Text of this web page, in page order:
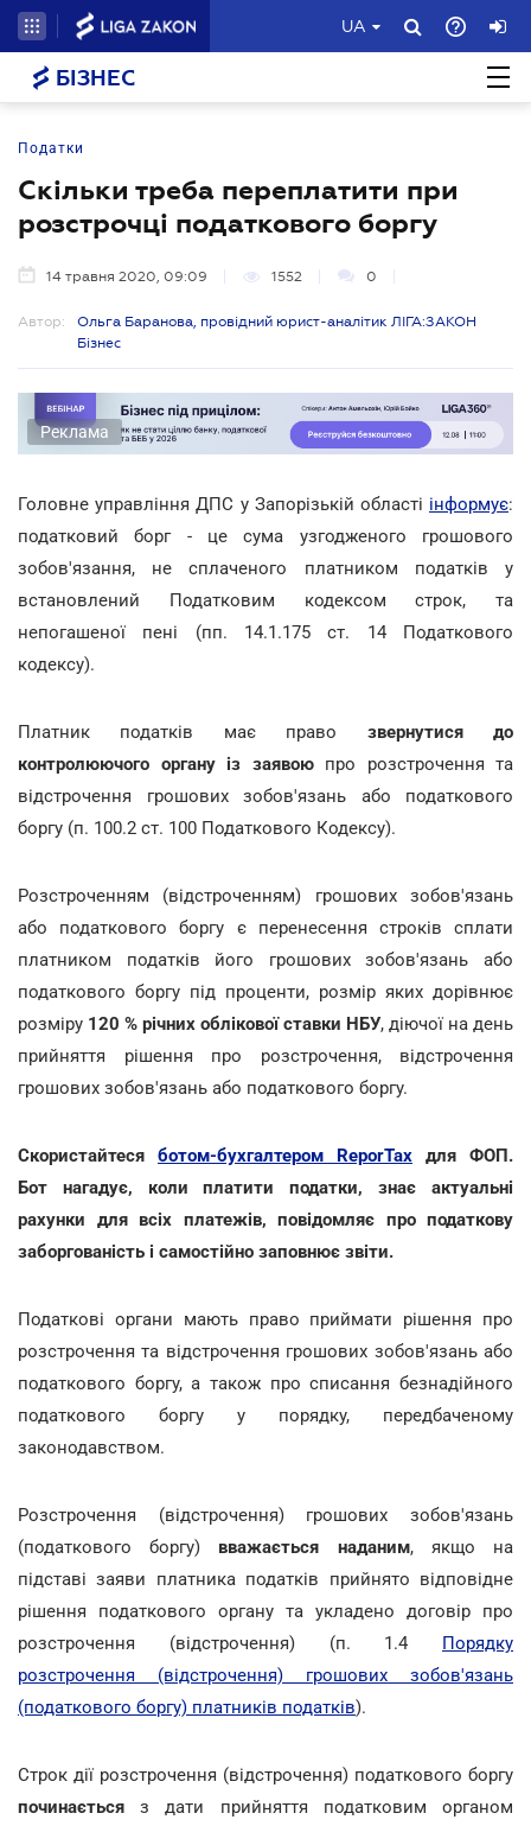
UA
БІЗНЕС
Податки
Скільки треба переплатити при
розстрочці податкового боргу
14 травня 2020, 09:09 1552 0
Автор:
Ольга Баранова, провідний юрист-аналітик ЛІГА:ЗАКОН
Бізнес
Реклама
Головне управління ДПС у Запорізькій області інформує:
податковий борг - це сума узгодженого грошового
зобов'язання, не сплаченого платником податків у
встановлений Податковим кодексом строк, та
непогашеної пені (пп. 14.1.175 ст. 14 Податкового
кодексу).
Платник податків має право звернутися до
контролюючого органу із заявоюпро розстрочення та
відстрочення грошових зобов'язань або податкового
боргу (п. 100.2 ст. 100 Податкового Кодексу).
Розстроченням (відстроченням) грошових зобов'язань
або податкового боргу є перенесення строків сплати
платником податків його грошових зобов'язань або
податкового боргу під проценти, розмір яких дорівнює
розміру 120 % річних облікової ставки НБУ, діючої на день
прийняття рішення про розстрочення, відстрочення
грошових зобов'язань або податкового боргу.
Скористайтеся ботом-бухгалтером ReporTax для ФОП.
Бот нагадує, коли платити податки, знає актуальні
рахунки для всіх платежів, повідомляє про податкову
заборгованість і самостійно заповнює звіти.
Податкові органи мають право приймати рішення про
розстрочення та відстрочення грошових зобов'язань або
податкового боргу, а також про списання безнадійного
податкового боргу у порядку, передбаченому
законодавством.
Розстрочення (відстрочення) грошових зобов'язань
(податкового боргу) вважається наданим, якщо на
підставі заяви платника податків прийнято відповідне
рішення податкового органу та укладено договір про
розстрочення (відстрочення) (п. 1.4 Порядку
розстрочення (відстрочення) грошових зобов'язань
(податкового боргу) платників податків).
Строк дії розстрочення (відстрочення) податкового боргу
починаєтьсяз дати прийняття податковим органом